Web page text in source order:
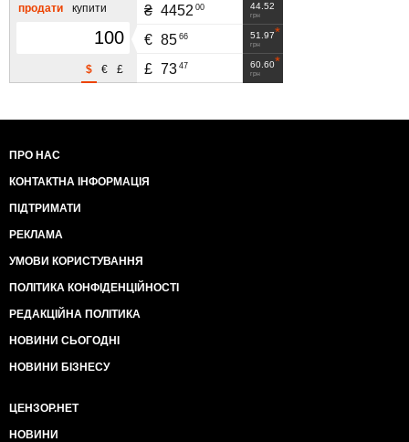
продати купити
£
€
$
44.52
грн
₴ 4452 00
51.97
грн
€ 85 66
60.60
грн
£ 73 47
ПРО НАС
КОНТАКТНА ІНФОРМАЦІЯ
ПІДТРИМАТИ
РЕКЛАМА
УМОВИ КОРИСТУВАННЯ
ПОЛІТИКА КОНФІДЕНЦІЙНОСТІ
РЕДАКЦІЙНА ПОЛІТИКА
НОВИНИ СЬОГОДНІ
НОВИНИ БІЗНЕСУ
ЦЕНЗОР.НЕТ
НОВИНИ